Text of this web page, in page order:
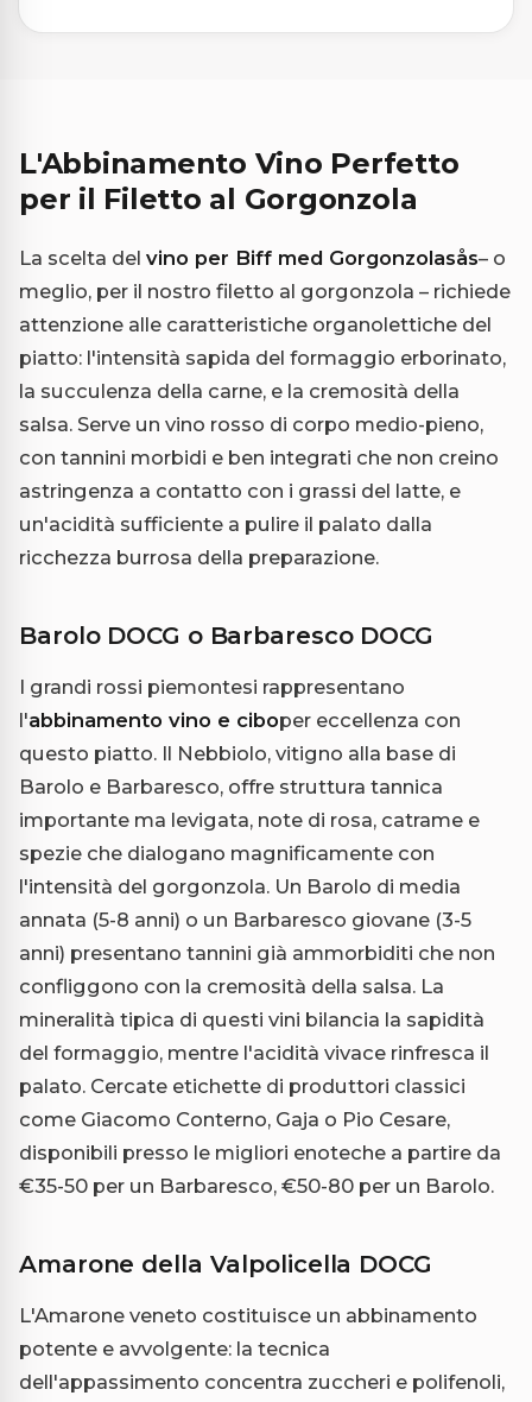
L'Abbinamento Vino Perfetto
per il Filetto al Gorgonzola
La scelta del vino per Biff med Gorgonzolasås– o
meglio, per il nostro filetto al gorgonzola – richiede
attenzione alle caratteristiche organolettiche del
piatto: l'intensità sapida del formaggio erborinato,
la succulenza della carne, e la cremosità della
salsa. Serve un vino rosso di corpo medio-pieno,
con tannini morbidi e ben integrati che non creino
astringenza a contatto con i grassi del latte, e
un'acidità sufficiente a pulire il palato dalla
ricchezza burrosa della preparazione.
Barolo DOCG o Barbaresco DOCG
I grandi rossi piemontesi rappresentano
l'abbinamento vino e ciboper eccellenza con
questo piatto. Il Nebbiolo, vitigno alla base di
Barolo e Barbaresco, offre struttura tannica
importante ma levigata, note di rosa, catrame e
spezie che dialogano magnificamente con
l'intensità del gorgonzola. Un Barolo di media
annata (5-8 anni) o un Barbaresco giovane (3-5
anni) presentano tannini già ammorbiditi che non
confliggono con la cremosità della salsa. La
mineralità tipica di questi vini bilancia la sapidità
del formaggio, mentre l'acidità vivace rinfresca il
palato. Cercate etichette di produttori classici
come Giacomo Conterno, Gaja o Pio Cesare,
disponibili presso le migliori enoteche a partire da
€35-50 per un Barbaresco, €50-80 per un Barolo.
Amarone della Valpolicella DOCG
L'Amarone veneto costituisce un abbinamento
potente e avvolgente: la tecnica
dell'appassimento concentra zuccheri e polifenoli,